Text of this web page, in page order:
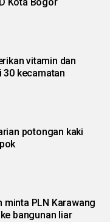
Kota Bogor
vitamin dan
30 kecamatan
potongan kaki
minta PLN Karawang
bangunan liar